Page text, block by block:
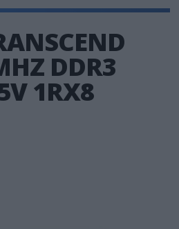
DDR3
1RX8